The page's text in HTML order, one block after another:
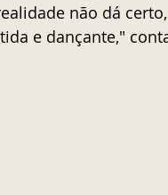
não dá
e dançante,"